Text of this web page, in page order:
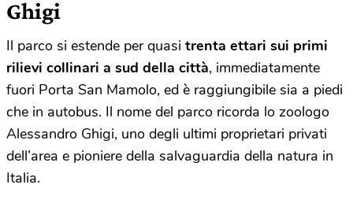
Ghigi
Il parco si estende per quasi trenta ettari sui primi
rilievi collinari a sud della città, immediatamente
fuori Porta San Mamolo, ed è raggiungibile sia a piedi
che in autobus. Il nome del parco ricorda lo zoologo
Alessandro Ghigi, uno degli ultimi proprietari privati
dell’area e pioniere della salvaguardia della natura in
Italia.